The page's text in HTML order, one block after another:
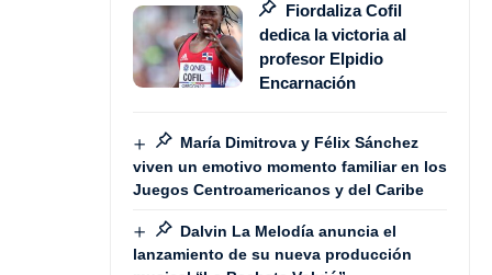
Fiordaliza Cofil
dedica la victoria al
profesor Elpidio
Encarnación
María Dimitrova y Félix Sánchez
viven un emotivo momento familiar en los
Juegos Centroamericanos y del Caribe
Dalvin La Melodía anuncia el
lanzamiento de su nueva producción